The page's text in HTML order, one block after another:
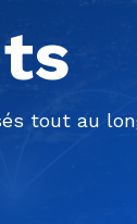
tout au